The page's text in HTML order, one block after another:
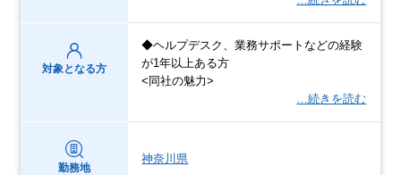
対象となる方
◆ヘルプデスク、業務サポートなどの経験
が1年以上ある方
<同社の魅力>
…続きを読む
勤務地
神奈川県